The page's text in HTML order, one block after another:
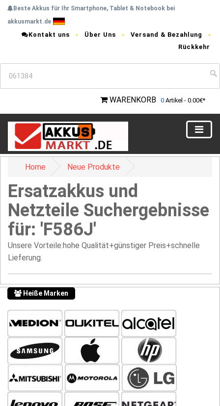
Beste Akkus für Ihr Smartphone, Tablet & Notebook bei
akkusmarkt.de
Kontakt uns Über Uns
Versand & Bezahlung
Rückkehr
WARENKORB 0 Artikel - 0.00€*
Home Neue Produkte
Ersatzakkus und
Netzteile Suchergebnisse
für: 'F586J'
Unsere Vorteile:hohe Qualität+günstiger Preis+schnelle
Lieferung.
Heiße Marken